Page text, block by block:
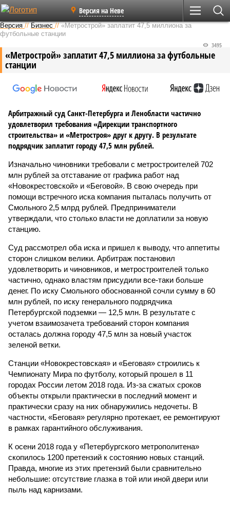
Версия на Неве
Версия //Бизнес //«Метрострой» заплатит 47,5 миллиона за
футбольные станции
«Метрострой» заплатит 47,5 миллиона за футбольные
станции
3495
Арбитражный суд Санкт-Петербурга и Ленобласти частично
удовлетворил требования «Дирекции транспортного
строительства» и «Метростроя» друг к другу. В результате
подрядчик заплатит городу 47,5 млн рублей.
Изначально чиновники требовали с метростроителей 702
млн рублей за отставание от графика работ над
«Новокрестовской» и «Беговой». В свою очередь при
помощи встречного иска компания пыталась получить от
Смольного 2,5 млрд рублей. Предприниматели
утверждали, что столько власти не доплатили за новую
станцию.
Суд рассмотрел оба иска и пришел к выводу, что аппетиты
сторон слишком велики. Арбитраж постановил
удовлетворить и чиновников, и метростроителей только
частично, однако властям присудили все-таки больше
денег. По иску Смольного обоснованной сочли сумму в 60
млн рублей, по иску генерального подрядчика
Петербургской подземки — 12,5 млн. В результате с
учетом взаимозачета требований сторон компания
осталась должна городу 47,5 млн за новый участок
зеленой ветки.
Станции «Новокрестовская» и «Беговая» строились к
Чемпионату Мира по футболу, который прошел в 11
городах России летом 2018 года. Из-за сжатых сроков
объекты открыли практически в последний момент и
практически сразу на них обнаружились недочеты. В
частности, «Беговая» регулярно протекает, ее ремонтируют
в рамках гарантийного обслуживания.
К осени 2018 года у «Петербургского метрополитена»
скопилось 1200 претензий к состоянию новых станций.
Правда, многие из этих претензий были сравнительно
небольшие: отсутствие глазка в той или иной двери или
пыль над карнизами.